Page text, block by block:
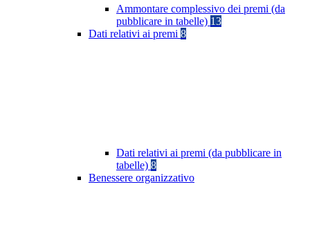
Ammontare complessivo dei premi (da
pubblicare in tabelle) 13
Dati relativi ai premi 8
Dati relativi ai premi (da pubblicare in
tabelle) 8
Benessere organizzativo